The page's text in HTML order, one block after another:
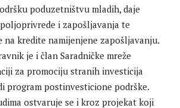
poduzetništvu mladih, daje
i zapošljavanja te
na kredite namijenjene zapošljavanju.
je i član Saradničke mreže
za promociju stranih investicija
program postinvesticione podrške.
ostvaruje se i kroz projekat koji